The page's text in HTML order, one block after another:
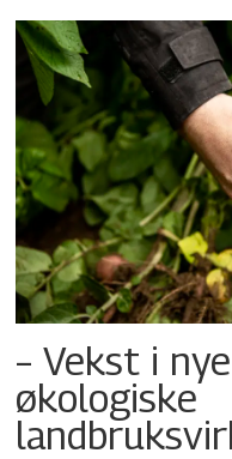
– Vekst i
økologiske